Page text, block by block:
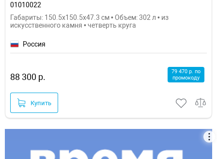
01010022
Габариты: 150.5x150.5x47.3 см • Объем: 302 л • из
искусственного камня • четверть круга
Россия
88 300 р.
79 470 р. по
промокоду
Купить